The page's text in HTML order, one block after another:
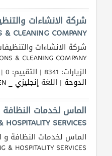
& CLEANING COMPANY
& CLEANING COMPANY
الزيارات: 8341 | التقييم: 0 | المقيّمين: 0 | المدينة
الدوحة | اللغة إنجليزي _ EN
SERVICES
& HOSPITALITY SERVICES